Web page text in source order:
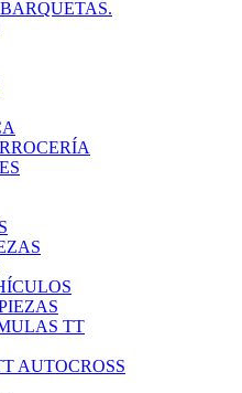
TT
AUTOCROSS